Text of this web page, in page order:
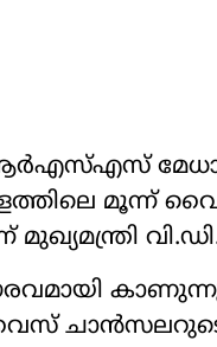
മൂന്ന്
വൈസ്